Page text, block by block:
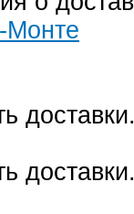
Монте